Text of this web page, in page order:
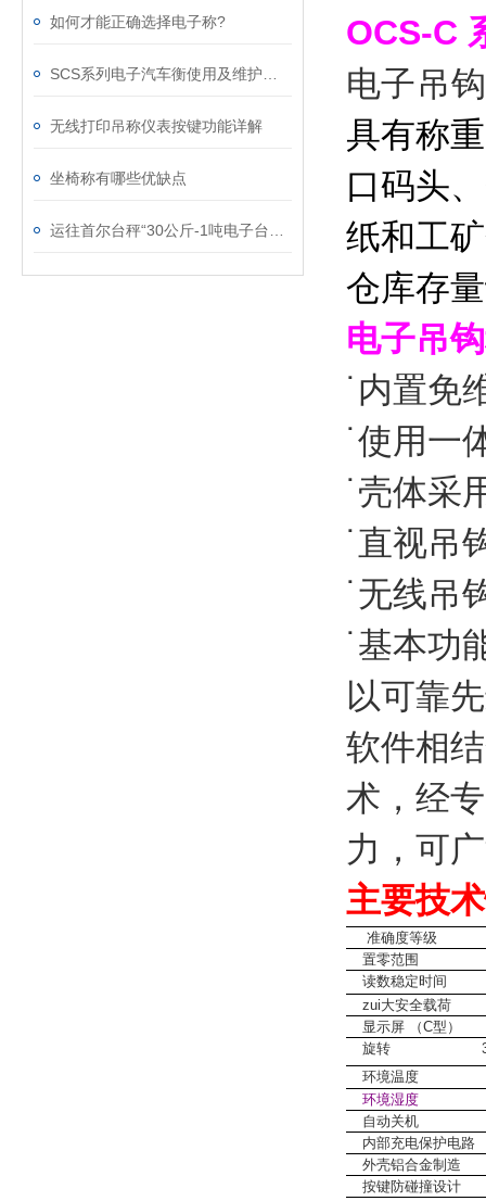
如何才能正确选择电子称?
无线打印吊称仪表按键功能详解
坐椅称有哪些优缺点
OCS-C
电子吊
具有称
口码头
纸和工
仓库存
电子吊
˙内置免
˙使用一
˙壳体采
˙直视吊
˙无线吊
˙基本功
以可靠
软件相
术，经
力，可
主要技
准确度等级 国
置零范
读数稳定时间
zui大安全载荷
显示屏 （C型）
旋转 360度旋
环境温度
环境湿度
自动关
内部充电保护电
外壳铝合金制造
按键防碰撞设